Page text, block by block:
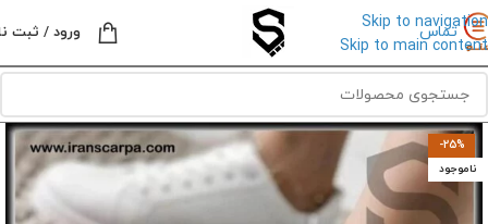
Skip to navigation
Skip to main content
تماس ورود / ثبت
-25%
ناموجود